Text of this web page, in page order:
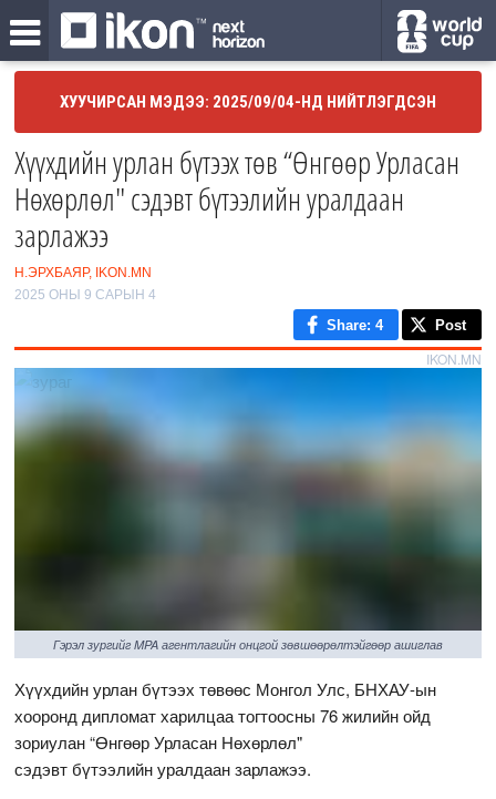
ХУУЧИРСАН МЭДЭЭ: 2025/09/04-НД НИЙТЛЭГДСЭН
Хүүхдийн урлан бүтээх төв “Өнгөөр Урласан
Нөхөрлөл" сэдэвт бүтээлийн уралдаан
зарлажээ
Н.ЭРХБАЯР, IKON.MN
2025 ОНЫ 9 САРЫН 4
Share: 4 Post
IKON.MN
Гэрэл зургийг MPA агентлагийн онцгой зөвшөөрөлтэйгөөр ашиглав
Хүүхдийн урлан бүтээх төвөөс Монгол Улс, БНХАУ-ын
хооронд дипломат харилцаа тогтоосны 76 жилийн ойд
зориулан “Өнгөөр Урласан Нөхөрлөл"
сэдэвт бүтээлийн уралдаан зарлажээ.